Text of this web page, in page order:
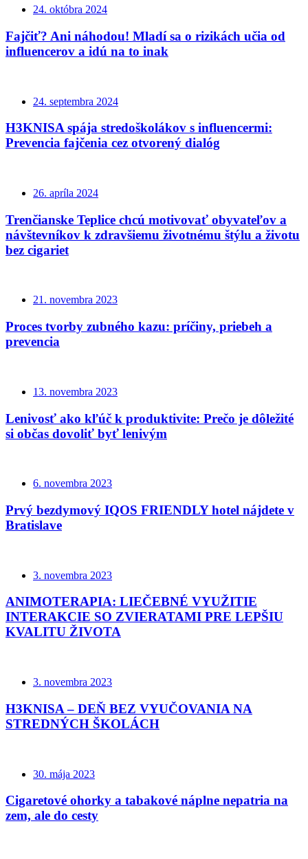
24. októbra 2024
Fajčiť? Ani náhodou! Mladí sa o rizikách učia od
influencerov a idú na to inak
24. septembra 2024
H3KNISA spája stredoškolákov s influencermi:
Prevencia fajčenia cez otvorený dialóg
26. apríla 2024
Trenčianske Teplice chcú motivovať obyvateľov a
návštevníkov k zdravšiemu životnému štýlu a životu
bez cigariet
21. novembra 2023
Proces tvorby zubného kazu: príčiny, priebeh a
prevencia
13. novembra 2023
Lenivosť ako kľúč k produktivite: Prečo je dôležité
si občas dovoliť byť lenivým
6. novembra 2023
Prvý bezdymový IQOS FRIENDLY hotel nájdete v
Bratislave
3. novembra 2023
ANIMOTERAPIA: LIEČEBNÉ VYUŽITIE
INTERAKCIE SO ZVIERATAMI PRE LEPŠIU
KVALITU ŽIVOTA
3. novembra 2023
H3KNISA – DEŇ BEZ VYUČOVANIA NA
STREDNÝCH ŠKOLÁCH
30. mája 2023
Cigaretové ohorky a tabakové náplne nepatria na
zem, ale do cesty